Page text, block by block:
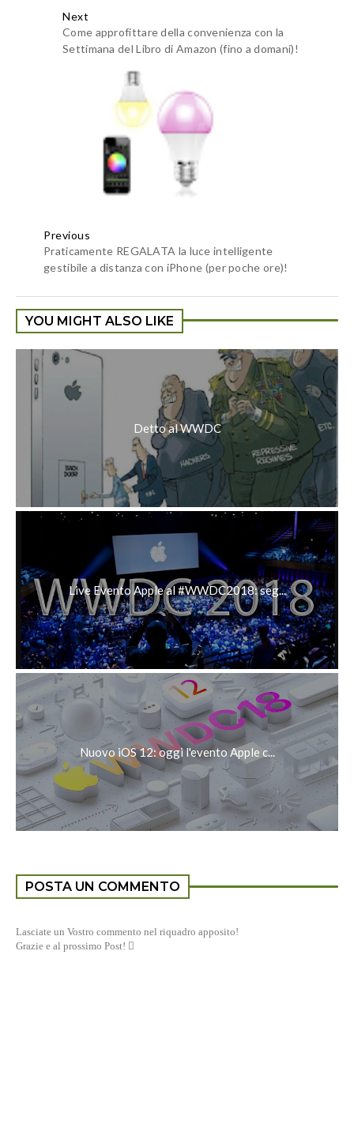
Next
Come approfittare della convenienza con la
Settimana del Libro di Amazon (fino a domani)!
Previous
Praticamente REGALATA la luce intelligente
gestibile a distanza con iPhone (per poche ore)!
YOU MIGHT ALSO LIKE
Detto al WWDC
Live Evento Apple al #WWDC2018: seg...
Nuovo iOS 12: oggi l'evento Apple c...
POSTA UN COMMENTO
Lasciate un Vostro commento nel riquadro apposito!
Grazie e al prossimo Post! 